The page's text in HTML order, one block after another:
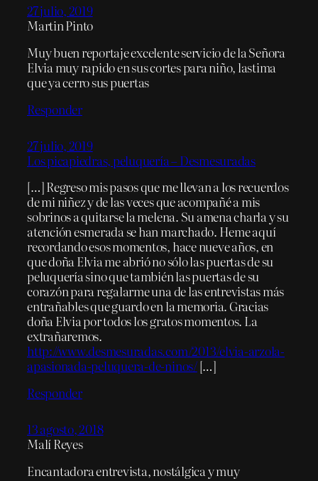
27 julio, 2019
Martin Pinto
Muy buen reportaje excelente servicio de la Señora
Elvia muy rapido en sus cortes para niño, lastima
que ya cerro sus puertas
Responder
27 julio, 2019
Los picapiedras, peluquería – Desmesuradas
[…] Regreso mis pasos que me llevan a los recuerdos
de mi niñez y de las veces que acompañé a mis
sobrinos a quitarse la melena. Su amena charla y su
atención esmerada se han marchado. Heme aquí
recordando esos momentos, hace nueve años, en
que doña Elvia me abrió no sólo las puertas de su
peluquería sino que también las puertas de su
corazón para regalarme una de las entrevistas más
entrañables que guardo en la memoria. Gracias
doña Elvia por todos los gratos momentos. La
extrañaremos.
http://www.desmesuradas.com/2013/elvia-arzola-
apasionada-peluquera-de-ninos/[…]
Responder
13 agosto, 2018
Malí Reyes
Encantadora entrevista, nostálgica y muy